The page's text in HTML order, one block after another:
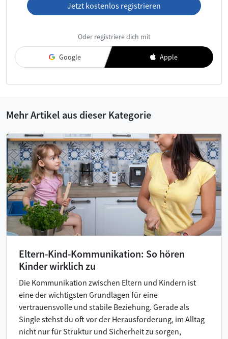
Jetzt kostenlos registrieren
Oder registriere dich mit
Google Apple
Mehr Artikel aus dieser Kategorie
Eltern-Kind-Kommunikation: So hören
Kinder wirklich zu
Die Kommunikation zwischen Eltern und Kindern ist
eine der wichtigsten Grundlagen für eine
vertrauensvolle und stabile Beziehung. Gerade als
Single stehst du oft vor der Herausforderung, im Alltag
nicht nur für Struktur und Sicherheit zu sorgen,